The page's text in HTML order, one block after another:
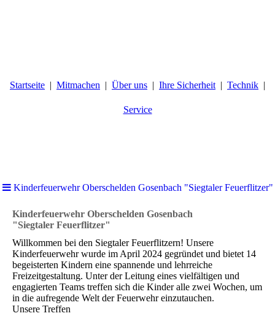
Startseite Mitmachen Über uns Ihre Sicherheit Technik
Service
Kinderfeuerwehr Oberschelden Gosenbach "Siegtaler Feuerflitzer"
Kinderfeuerwehr Oberschelden Gosenbach
"Siegtaler Feuerflitzer"
Willkommen bei den Siegtaler Feuerflitzern! Unsere
Kinderfeuerwehr wurde im April 2024 gegründet und bietet 14
begeisterten Kindern eine spannende und lehrreiche
Freizeitgestaltung. Unter der Leitung eines vielfältigen und
engagierten Teams treffen sich die Kinder alle zwei Wochen, um
in die aufregende Welt der Feuerwehr einzutauchen.
Unsere Treffen